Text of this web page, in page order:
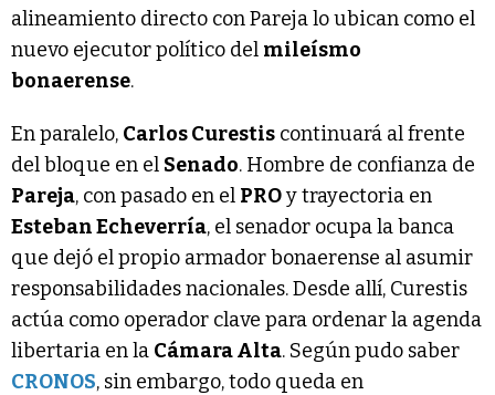
alineamiento directo con Pareja lo ubican como el
nuevo ejecutor político del mileísmo
bonaerense.
En paralelo, Carlos Curestis continuará al frente
del bloque en el Senado. Hombre de confianza de
Pareja, con pasado en el PROy trayectoria en
Esteban Echeverría, el senador ocupa la banca
que dejó el propio armador bonaerense al asumir
responsabilidades nacionales. Desde allí, Curestis
actúa como operador clave para ordenar la agenda
libertaria en la Cámara Alta. Según pudo saber
CRONOS, sin embargo, todo queda en